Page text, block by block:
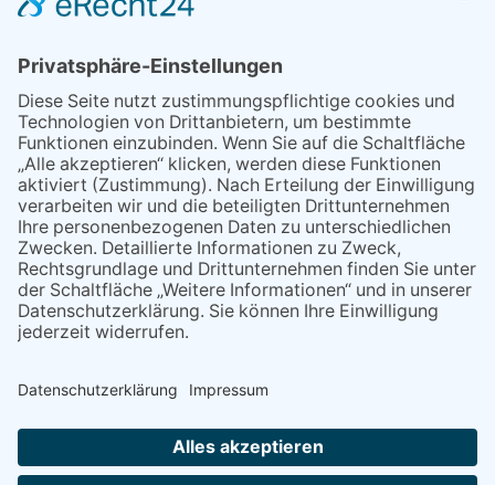
365 Tage im Jahr
Mittelrhein Tageblatt – Deutsches-Tageblatt – Das
News- und Ratgeberportal